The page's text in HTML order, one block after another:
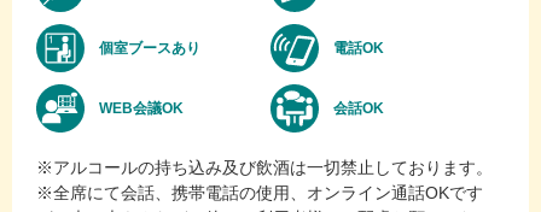
個室ブースあり 電話OK
WEB会議OK 会話OK
※アルコールの持ち込み及び飲酒は一切禁止しております。
※全席にて会話、携帯電話の使用、オンライン通話OKです